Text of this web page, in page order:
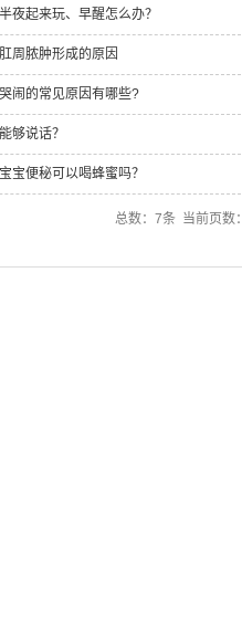
夜起来玩、早醒怎么办？
周脓肿形成的原因
闹的常见原因有哪些?
够说话？
宝便秘可以喝蜂蜜吗？
总数：7条 当前页数：